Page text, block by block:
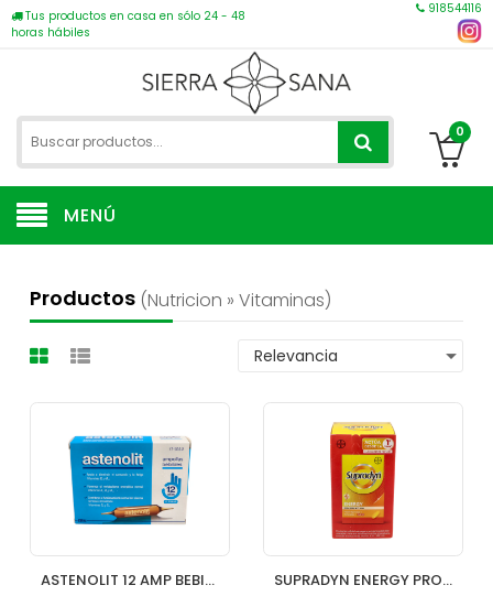
Tus productos en casa en sólo 24 - 48
horas hábiles
918544116
0
MENÚ
Productos (nutricion » Vitaminas)
ASTENOLIT 12 AMP BEBIBLES SUPRADYN ENERGY PROMO 120 (90+30)